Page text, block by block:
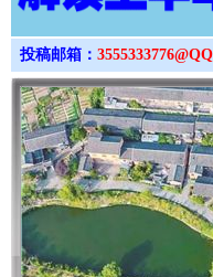
投稿邮箱：